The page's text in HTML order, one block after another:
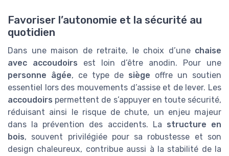
Favoriser l’autonomie et la sécurité au
quotidien
Dans une maison de retraite, le choix d’une chaise
avec accoudoirs est loin d’être anodin. Pour une
personne âgée, ce type de siège offre un soutien
essentiel lors des mouvements d’assise et de lever. Les
accoudoirs permettent de s’appuyer en toute sécurité,
réduisant ainsi le risque de chute, un enjeu majeur
dans la prévention des accidents. La structure en
bois, souvent privilégiée pour sa robustesse et son
design chaleureux, contribue aussi à la stabilité de la